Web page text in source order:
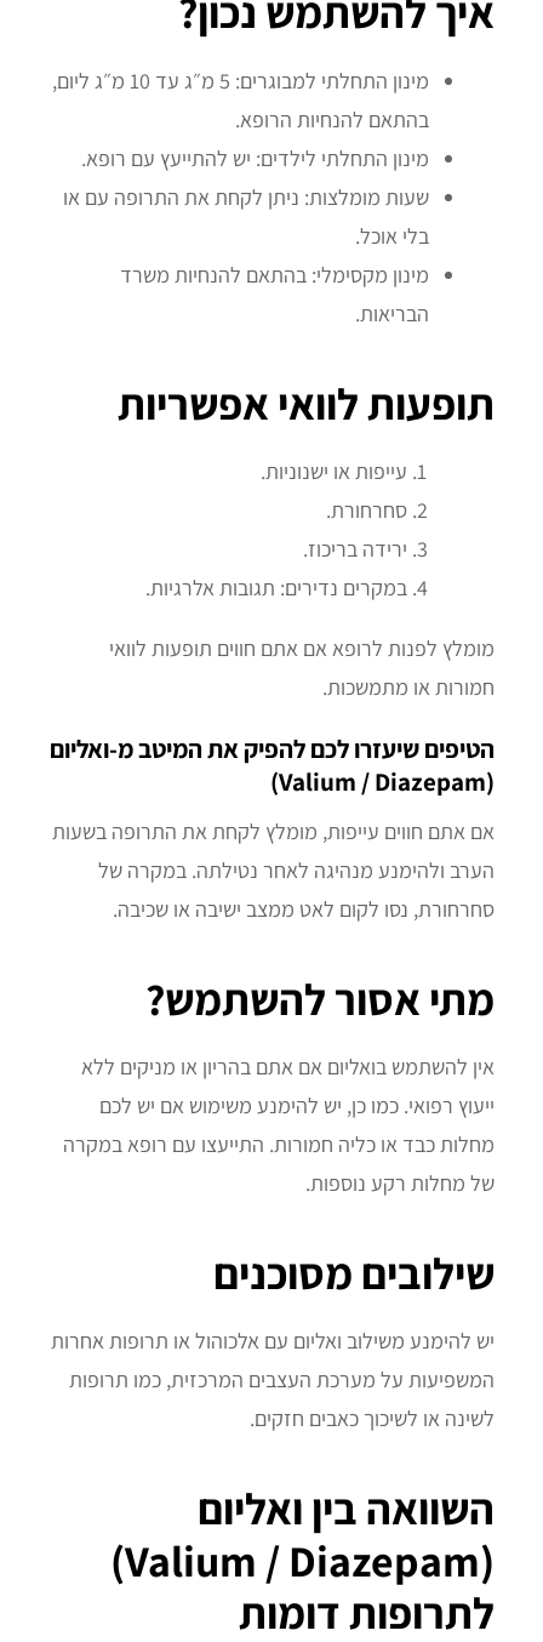
איך להשתמש נכון?
מינון התחלתי למבוגרים: 5 מ״ג עד 10 מ״ג ליום,
בהתאם להנחיות הרופא.
מינון התחלתי לילדים: יש להתייעץ עם רופא.
שעות מומלצות: ניתן לקחת את התרופה עם או
בלי אוכל.
מינון מקסימלי: בהתאם להנחיות משרד
הבריאות.
תופעות לוואי אפשריות
עייפות או ישנוניות.
סחרחורת.
ירידה בריכוז.
במקרים נדירים: תגובות אלרגיות.
מומלץ לפנות לרופא אם אתם חווים תופעות לוואי
חמורות או מתמשכות.
הטיפים שיעזרו לכם להפיק את המיטב מ-ואליום
אם אתם חווים עייפות, מומלץ לקחת את התרופה בשעות
הערב ולהימנע מנהיגה לאחר נטילתה. במקרה של
סחרחורת, נסו לקום לאט ממצב ישיבה או שכיבה.
מתי אסור להשתמש?
אין להשתמש בואליום אם אתם בהריון או מניקים ללא
ייעוץ רפואי. כמו כן, יש להימנע משימוש אם יש לכם
מחלות כבד או כליה חמורות. התייעצו עם רופא במקרה
של מחלות רקע נוספות.
שילובים מסוכנים
יש להימנע משילוב ואליום עם אלכוהול או תרופות אחרות
המשפיעות על מערכת העצבים המרכזית, כמו תרופות
לשינה או לשיכוך כאבים חזקים.
השוואה בין ואליום
(Valium / Diazepam)
לתרופות דומות